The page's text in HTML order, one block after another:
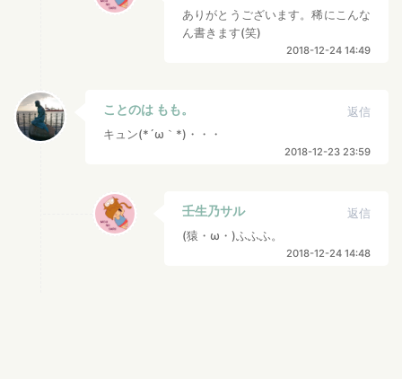
ありがとうございます。稀にこんな
ん書きます(笑)
2018-12-24 14:49
ことのは もも。
返信
キュン(*´ω｀*)・・・
2018-12-23 23:59
壬生乃サル
返信
(猿・ω・)ふふふ。
2018-12-24 14:48